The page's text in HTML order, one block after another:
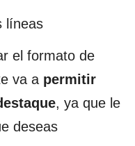
líneas
el formato de
va a permitir
, ya que le
deseas